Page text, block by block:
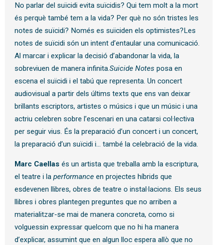
No parlar del suïcidi evita suïcidis? Qui tem molt a la mort
és perquè també tem a la vida? Per què no són tristes les
notes de suïcidi? Només es suïciden els optimistes?Les
notes de suïcidi són un intent d’entaular una comunicació.
Al marcar i explicar la decisió d’abandonar la vida, la
sobreviuen de manera infinita.Suicide Notes posa en
escena el suïcidi i el tabú que representa. Un concert
audiovisual a partir dels últims texts que ens van deixar
brillants escriptors, artistes o músics i que un músic i una
actriu celebren sobre l’escenari en una catarsi col·lectiva
per seguir vius. És la preparació d’un concert i un concert,
la preparació d’un suïcidi i… també la celebració de la vida.
Marc Caellas és un artista que treballa amb la escriptura,
el teatre i la performanceen projectes híbrids que
esdevenen llibres, obres de teatre o instal·lacions. Els seus
llibres i obres plantegen preguntes que no arriben a
materialitzar-se mai de manera concreta, como si
volguessin expressar quelcom que no hi ha manera
d’explicar, assumint que en algun lloc espera allò que no